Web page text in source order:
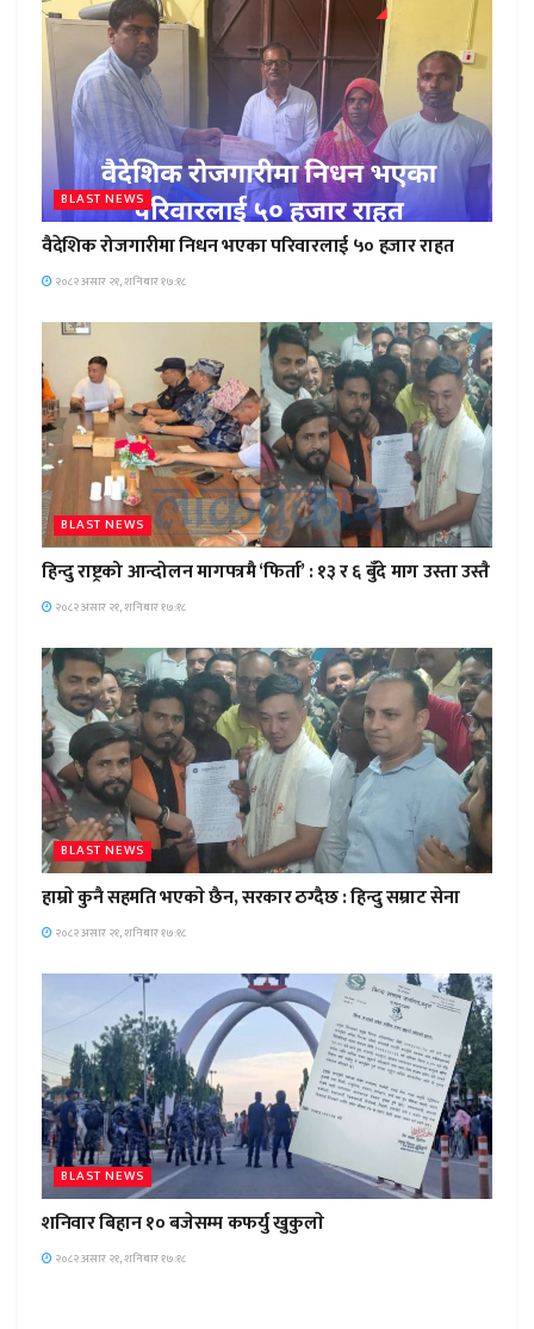
BLAST NEWS
वैदेशिक रोजगारीमा निधन भएका परिवारलाई ५० हजार राहत
२०८२ असार २१, शनिबार १७:१८
BLAST NEWS
हिन्दु राष्ट्रको आन्दोलन मागपत्रमै ‘फिर्ता’ : १३ र ६ बुँदे माग उस्ता उस्तै
२०८२ असार २१, शनिबार १७:१८
BLAST NEWS
हाम्राे कुनै सहमति भएकाे छैन, सरकार ठग्दैछ : हिन्दु सम्राट सेना
२०८२ असार २१, शनिबार १७:१८
BLAST NEWS
शनिवार बिहान १० बजेसम्म कफर्यु खुकुलाे
२०८२ असार २१, शनिबार १७:१८